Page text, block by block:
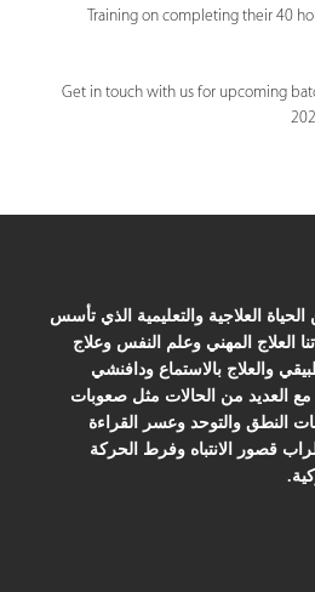
Training on completing their 40
Get in touch with us for upcoming
العلاجية والتعليمية الذي تأسس
خدماتنا العلاج المهني وعلم النفس وعلاج
والعلاج بالاستماع ودافنشي
العديد من الحالات مثل صعوبات
النطق والتوحد وعسر القراءة
قصور الانتباه وفرط الحركة